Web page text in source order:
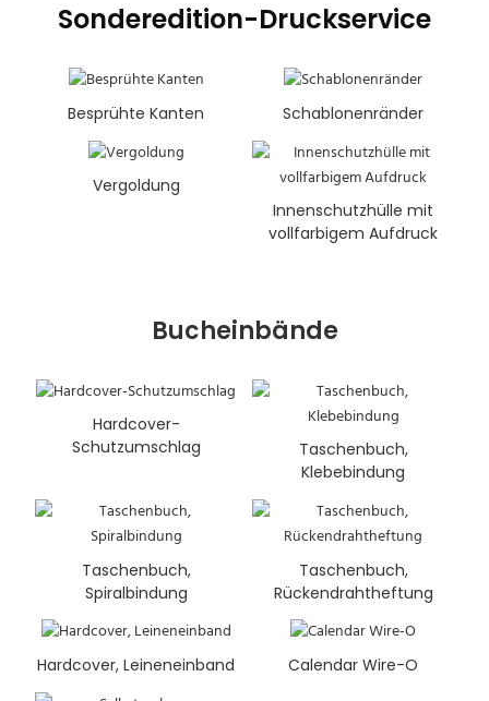
Sonderedition-Druckservice
Besprühte Kanten Schablonenränder
Vergoldung
Innenschutzhülle mit
vollfarbigem Aufdruck
Bucheinbände
Hardcover-
Schutzumschlag
Taschenbuch,
Klebebindung
Taschenbuch,
Spiralbindung
Taschenbuch,
Rückendrahtheftung
Hardcover, Leineneinband Calendar Wire-O